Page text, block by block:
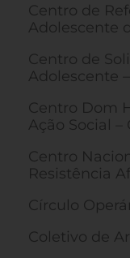
Centro de
Adolescente
Centro de
Adolescente
Centro Dom
Ação Social –
Centro
Resistência
Círculo
Coletivo de